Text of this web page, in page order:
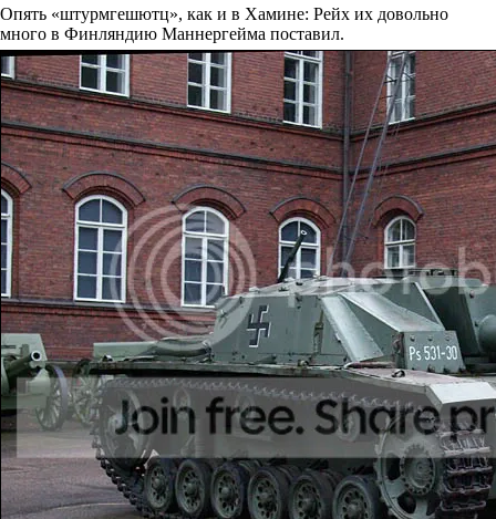
Опять «штурмгешютц», как и в Хамине: Рейх их довольно
много в Финляндию Маннергейма поставил.